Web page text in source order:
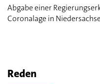
Abgabe einer
Coronalage in
Reden